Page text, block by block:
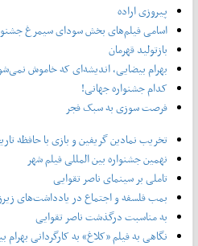
پیروزی اراده
اسامی فیلم‌های بخش سودای سیمرغ
بازتولید قهرمان
بهرام بیضایی، اندیشه‌ای که خاموش
کدام جشنواره جهانی!
فرصت سوزی به سبک فجر
تخریب نمادین گریفین و بازی با حافظه
نهمین جشنواره بین المللی فیلم شهر
تاملی بر سینمای ناصر تقوایی
بمب فلسفه و اجتماع در یادداشت‌های
به مناسبت درگذشت ناصر تقوایی
نگاهی به فیلم «کلاغ» به کارگردانی بهرام